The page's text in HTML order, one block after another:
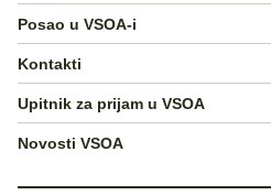
Posao u VSOA-i
Kontakti
Upitnik za prijam u VSOA
Novosti VSOA